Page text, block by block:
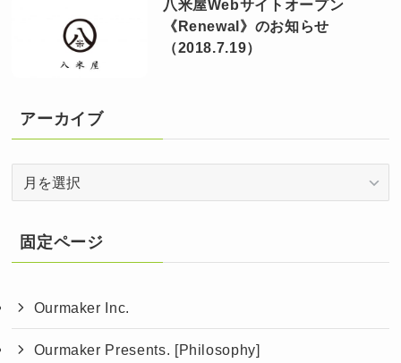
八米屋Webサイトオープン
《Renewal》のお知らせ
（2018.7.19）
アーカイブ
イ
ブ
固定ページ
Ourmaker Inc.
Ourmaker Presents. [Philosophy]